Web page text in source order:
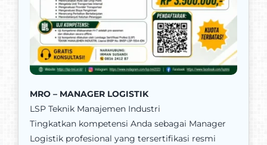
MRO – MANAGER LOGISTIK
LSP Teknik Manajemen Industri
Tingkatkan kompetensi Anda sebagai Manager
Logistik profesional yang tersertifikasi resmi